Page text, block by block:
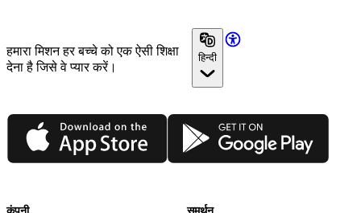
हमारा मिशन हर बच्चे को एक ऐसी शिक्षा
देना है जिसे वे प्यार करें।
हिन्दी
App Store Google Play